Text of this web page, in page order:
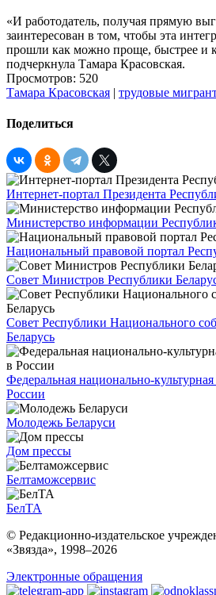
«И работодатель, получая прямую
заинтересован в том, чтобы эта
прошли как можно проще, быстрее и
подчеркнула Тамара Красовская.
Просмотров: 520
Тамара Красовская | трудовые
Поделиться
Интернет-портал Президента
Министерство информации
Национальный правовой портал
Совет Министров Республики
Совет Республики Национального
Беларусь
Федеральная национально-
России
Молодежь Беларуси
Дом прессы
Белтаможсервис
БелТА
© Редакционно-издательское
«Звязда», 1998–2026
Электронные обращения